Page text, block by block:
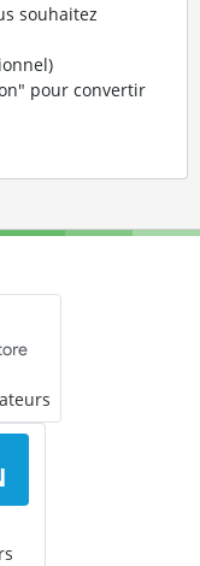
souhaitez
pour convertir